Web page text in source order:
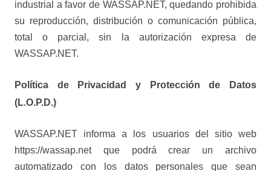
industrial a favor de WASSAP.NET, quedando prohibida
su reproducción, distribución o comunicación pública,
total o parcial, sin la autorización expresa de
WASSAP.NET.
Política de Privacidad y Protección de Datos
(L.O.P.D.)
WASSAP.NET informa a los usuarios del sitio web
https://wassap.net que podrá crear un archivo
automatizado con los datos personales que sean